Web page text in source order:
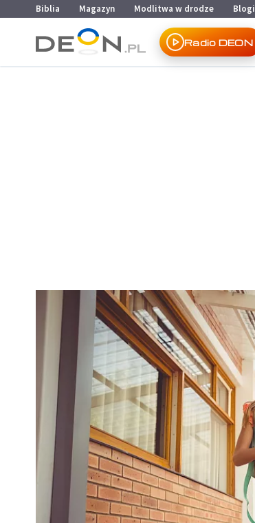
Przejdź do menu głównego
Przejdź do treści
Biblia Magazyn Modlitwa w drodze Blogi
Radio DEON